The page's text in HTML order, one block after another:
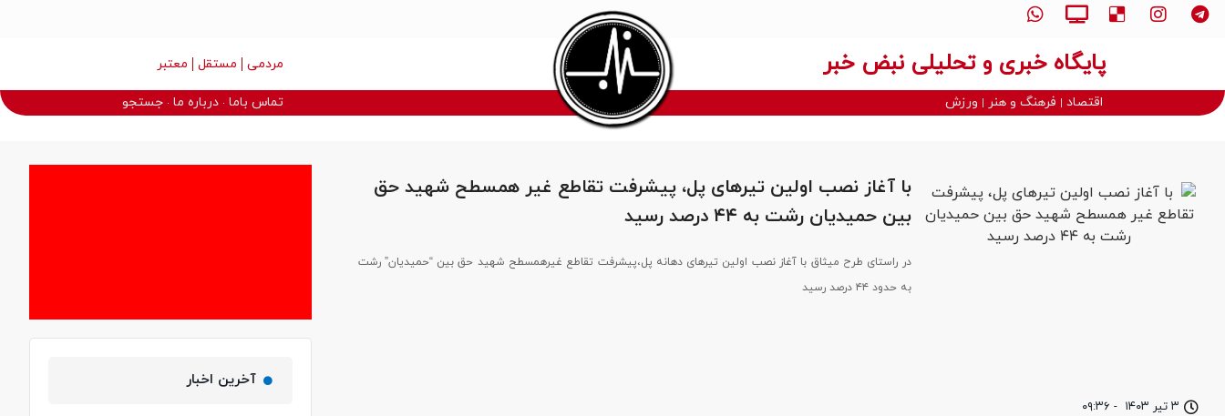
پایگاه خبری و تحلیلی نبض خبر مردمی مستقل معتبر
اقتصاد فرهنگ و هنر ورزش تماس باما درباره ما جستجو
۳ تیر ۱۴۰۳ - ۰۹:۳۶
با آغاز نصب اولین تیرهای پل، پیشرفت تقاطع غیر همسطح شهید حق
بین حمیدیان رشت به ۴۴ درصد رسید
در راستای طرح میثاق با آغاز نصب اولین تیرهای دهانه پل،پیشرفت تقاطع غیرهمسطح شهید حق بین “حمیدیان” رشت
به حدود ۴۴ درصد رسید
آخرین اخبار